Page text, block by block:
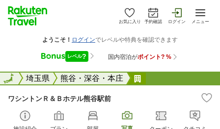
お気に入り 予約確認 ログイン メニュー
全国埼玉県 熊谷・深谷・本庄
全国
ワシントンＲ＆Ｂホテル熊谷駅前